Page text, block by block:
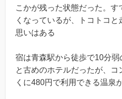
こかが残った状態だった。
くなっているが、トコトコと
思いはある
宿は青森駅から徒歩で10分
と古めのホテルだったが、
くに480円で利用できる温泉